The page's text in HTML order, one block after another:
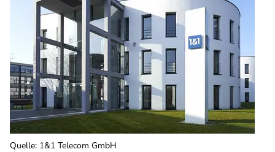
Quelle: 1&1 Telecom GmbH